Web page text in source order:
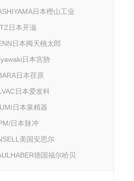
日本樫山工业
日本开滋
日本阀天桃太郎
日本宫胁
日本荏原
日本爱发科
日本泉精器
日本脉冲
美国安思尔
德国福尔哈贝